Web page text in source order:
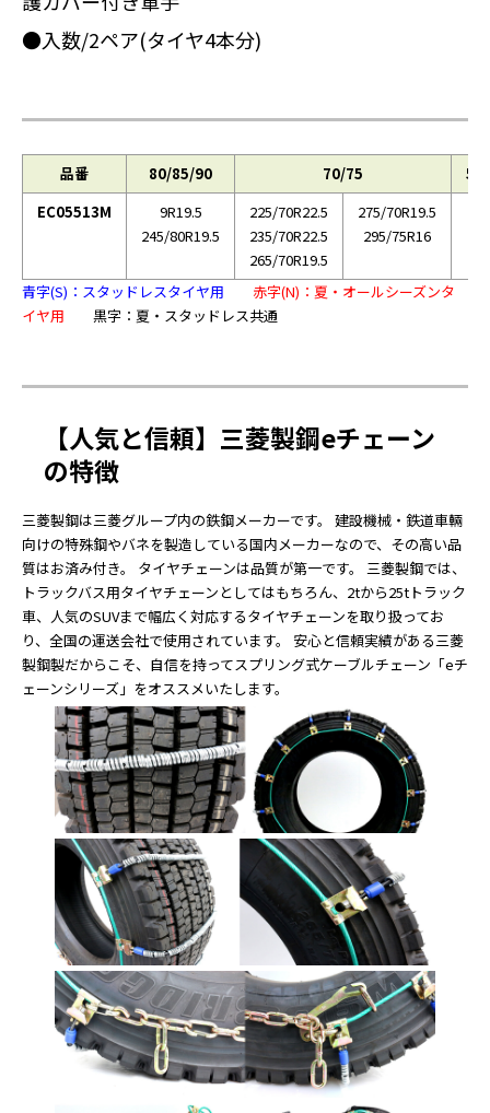
●入数/2ペア(タイヤ4本分)
品番 80/85/90 70/75
EC05513M
9R19.5
245/80R19.5
225/70R22.5
235/70R22.5
265/70R19.5
275/70R19.5
295/75R16
青字(S)：スタッドレスタイヤ用
赤字(N)：夏・オールシーズンタ
イヤ用 黒字：夏・スタッドレス共通
【人気と信頼】三菱製鋼eチェーン
の特徴
三菱製鋼は三菱グループ内の鉄鋼メーカーです。 建設機械・鉄道車輛
向けの特殊鋼やバネを製造している国内メーカーなので、その高い品
質はお済み付き。 タイヤチェーンは品質が第一です。 三菱製鋼では、
トラックバス用タイヤチェーンとしてはもちろん、2tから25tトラック
車、人気のSUVまで幅広く対応するタイヤチェーンを取り扱ってお
り、全国の運送会社で使用されています。 安心と信頼実績がある三菱
製鋼製だからこそ、自信を持ってスプリング式ケーブルチェーン「eチ
ェーンシリーズ」をオススメいたします。